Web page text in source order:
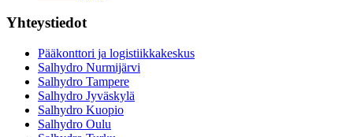
Yhteystiedot
Pääkonttori ja logistiikkakeskus
Salhydro Nurmijärvi
Salhydro Tampere
Salhydro Jyväskylä
Salhydro Kuopio
Salhydro Oulu